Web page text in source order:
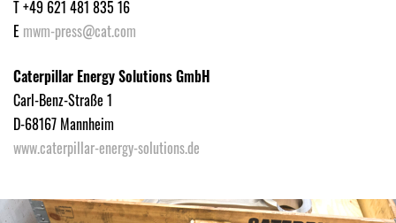
T +49 621 481 835 16
E mwm-press@cat.com
Caterpillar Energy Solutions GmbH
Carl-Benz-Straße 1
D-68167 Mannheim
www.caterpillar-energy-solutions.de